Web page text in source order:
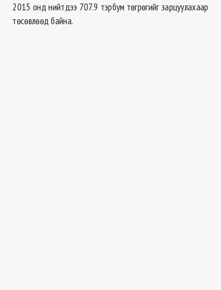
2015 онд нийтдээ 707.9 тэрбум төгрөгийг зарцуулахаар
төсөвлөөд байна.